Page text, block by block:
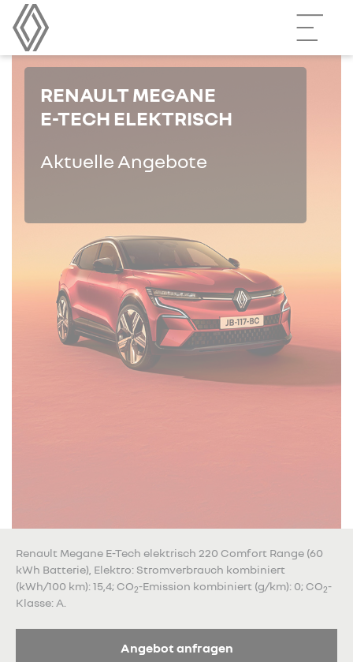
RENAULT MEGANE
E-TECH ELEKTRISCH
Aktuelle Angebote
Renault Megane E-Tech elektrisch 220 Comfort Range (60
kWh Batterie), Elektro: Stromverbrauch kombiniert
(kWh/100 km): 15,4; CO2-Emission kombiniert (g/km): 0; CO2-
Klasse: A.
Angebot anfragen